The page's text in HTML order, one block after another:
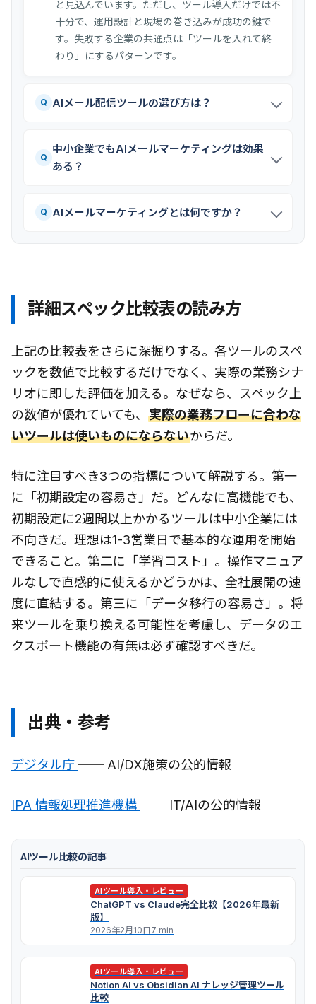
と見込んでいます。ただし、ツール導入だけでは不
十分で、運用設計と現場の巻き込みが成功の鍵で
す。失敗する企業の共通点は「ツールを入れて終
わり」にするパターンです。
Q AIメール配信ツールの選び方は？
Q
中小企業でもAIメールマーケティングは効果
ある？
Q AIメールマーケティングとは何ですか？
詳細スペック比較表の読み方
上記の比較表をさらに深掘りする。各ツールのスペ
ックを数値で比較するだけでなく、実際の業務シナ
リオに即した評価を加える。なぜなら、スペック上
の数値が優れていても、 実際の業務フローに合わな
いツールは使いものにならないからだ。
特に注目すべき3つの指標について解説する。第一
に「初期設定の容易さ」だ。どんなに高機能でも、
初期設定に2週間以上かかるツールは中小企業には
不向きだ。理想は1-3営業日で基本的な運用を開始
できること。第二に「学習コスト」。操作マニュア
ルなしで直感的に使えるかどうかは、全社展開の速
度に直結する。第三に「データ移行の容易さ」。将
来ツールを乗り換える可能性を考慮し、データのエ
クスポート機能の有無は必ず確認すべきだ。
出典・参考
デジタル庁 ── AI/DX施策の公的情報
IPA 情報処理推進機構 ── IT/AIの公的情報
AIツール比較の記事
AIツール導入・レビュー
ChatGPT vs Claude完全比較【2026年最新
版】
2026年2月10日7 min
AIツール導入・レビュー
Notion AI vs Obsidian AI ナレッジ管理ツール
比較